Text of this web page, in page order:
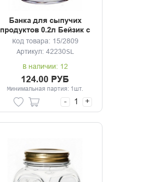
Банка для сыпучих
продуктов 0.2л Бейзик с
крышкой фуксия
Код товара: 15/2809
Артикул: 42230SL
В наличии: 12
124.00 РУБ
Минимальная партия: 1шт.
- +